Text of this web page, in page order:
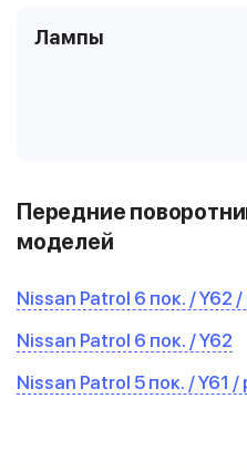
Лампы
Передние
моделей
Nissan Patrol 6 пок. / Y62
Nissan Patrol 6 пок. / Y62
Nissan Patrol 5 пок. / Y61 /